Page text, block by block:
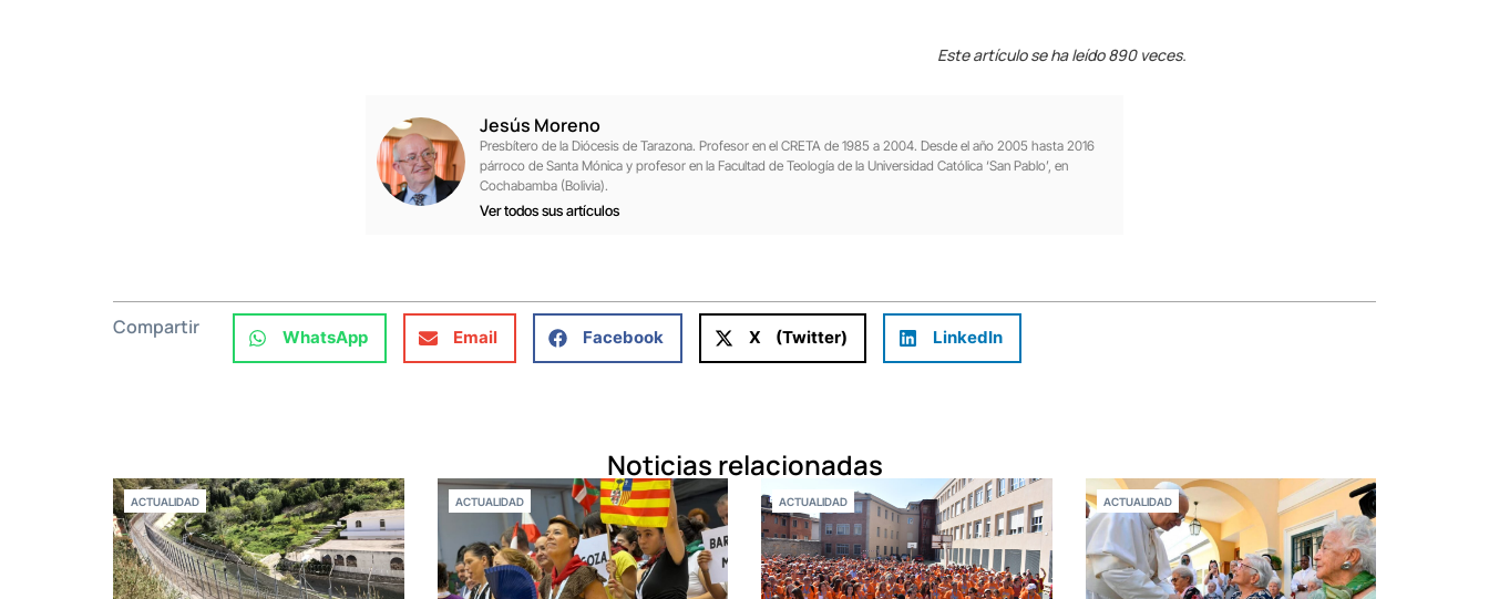
Este artículo se ha leído 890 veces.
Jesús Moreno
Presbítero de la Diócesis de Tarazona. Profesor en el CRETA de 1985 a 2004. Desde el año 2005 hasta 2016
párroco de Santa Mónica y profesor en la Facultad de Teología de la Universidad Católica ‘San Pablo’, en
Cochabamba (Bolivia).
Ver todos sus artículos
Compartir WhatsApp Email Facebook X (Twitter) LinkedIn
Noticias relacionadas
ACTUALIDAD ACTUALIDAD ACTUALIDAD ACTUALIDAD